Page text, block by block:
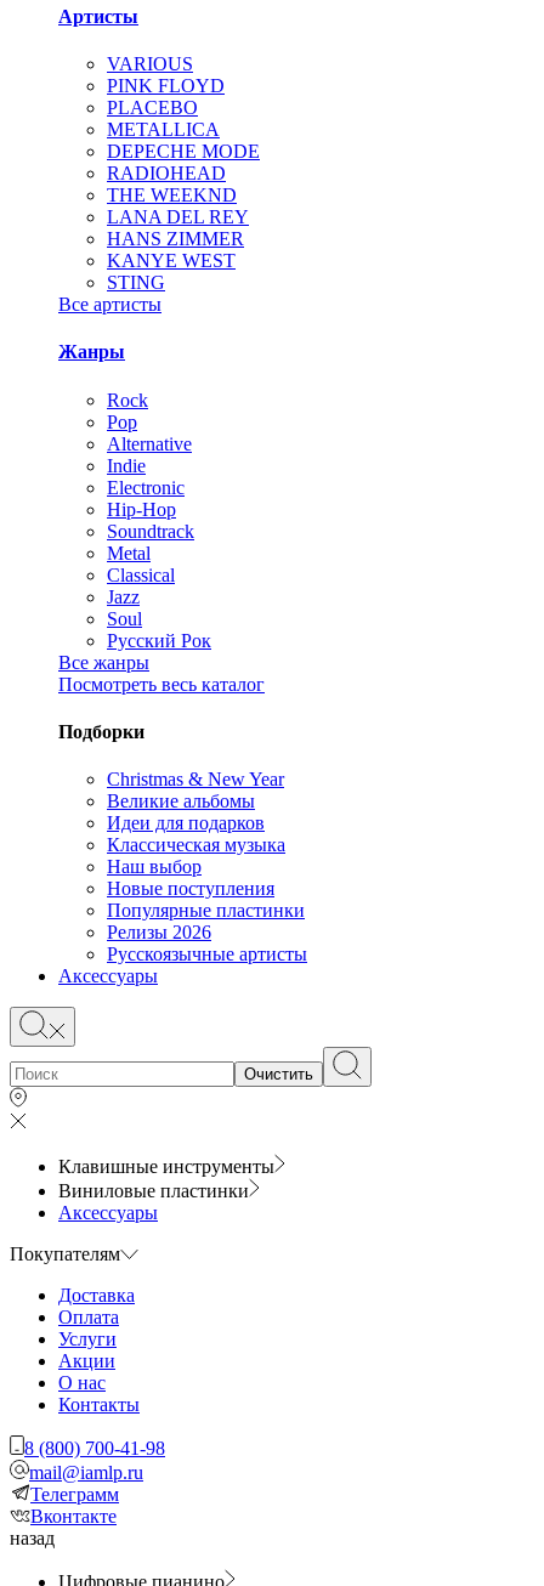
Артисты
VARIOUS
PINK FLOYD
PLACEBO
METALLICA
DEPECHE MODE
RADIOHEAD
THE WEEKND
LANA DEL REY
HANS ZIMMER
KANYE WEST
STING
Все артисты
Жанры
Rock
Pop
Alternative
Indie
Electronic
Hip-Hop
Soundtrack
Metal
Classical
Jazz
Soul
Русский Рок
Все жанры
Посмотреть весь каталог
Подборки
Christmas & New Year
Великие альбомы
Идеи для подарков
Классическая музыка
Наш выбор
Новые поступления
Популярные пластинки
Релизы 2026
Русскоязычные артисты
Аксессуары
Очистить
Клавишные инструменты
Виниловые пластинки
Аксессуары
Покупателям
Доставка
Оплата
Услуги
Акции
О нас
Контакты
8 (800) 700-41-98
mail@iamlp.ru
Телеграмм
Вконтакте
назад
Цифровые пианино